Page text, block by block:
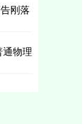
刚落
物理